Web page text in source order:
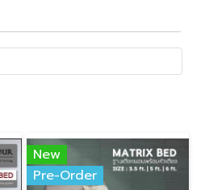
New
Pre-Order